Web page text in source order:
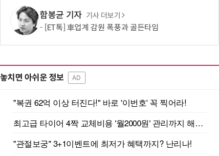
함봉균 기자 기사 더보기
[ET톡] 車업계 감원 폭풍과 골든타임
놓치면 아쉬운 정보 AD